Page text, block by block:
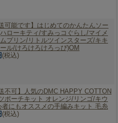
可能です】 はじめてのかんたんソー
ローキティ/すみっコぐらし/マイメ
プリン/リトルツインスターズ/キキ
ル/けろけろけろっぴ)OM
(税込)
不可】
人気のDMC HAPPY COTTON
ポーチキット オレンジ/リンゴ/キウ
にもオススメの手編みキット 毛糸
(税込)